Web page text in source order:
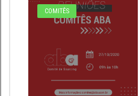
COMITÊS